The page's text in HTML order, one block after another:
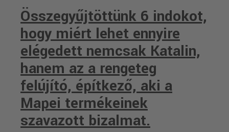
Összegyűjtöttünk 6 indokot,
hogy miért lehet ennyire
elégedett nemcsak Katalin,
hanem az a rengeteg
felújító, építkező, aki a
Mapei termékeinek
szavazott bizalmat.